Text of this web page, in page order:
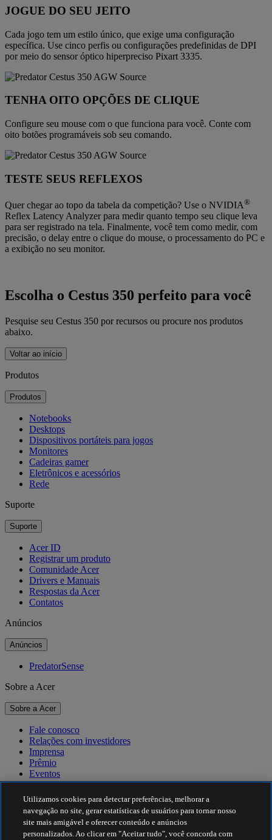
JOGUE DO SEU JEITO
Cada jogo tem um estilo único, que exige uma configuração
específica. Use cinco perfis ou configurações predefinidas de DPI
por meio do sensor óptico hiperpreciso Pixart 3335.
TENHA OITO OPÇÕES DE CLIQUE
Configure seu mouse com o que funciona para você. Conte com
oito botões programáveis sob seu comando.
TESTE SEUS REFLEXOS
Quer chegar ao topo da tabela da competição? Use o NVIDIA®
Reflex Latency Analyzer para medir quanto tempo seu clique leva
para ser registrado na tela. Finalmente, você tem como medir, com
precisão, o delay entre o clique do mouse, o processamento do PC e
a exibição no seu monitor.
Escolha o Cestus 350 perfeito para você
Pesquise seu Cestus 350 por recursos ou procure nos produtos
abaixo.
Voltar ao início
Produtos
Produtos
Notebooks
Desktops
Dispositivos portáteis para jogos
Monitores
Cadeiras gamer
Eletrônicos e acessórios
Rede
Suporte
Suporte
Acer ID
Registrar um produto
Comunidade Acer
Drivers e Manuais
Respostas da Acer
Contatos
Anúncios
Anúncios
PredatorSense
Sobre a Acer
Sobre a Acer
Fale conosco
Relações com investidores
Imprensa
Prêmio
Eventos
Sustentabilidade
Sustentabilidade
Responsabilidade social corporativa
Utilizamos cookies para detectar preferências, melhorar a
navegação no site, gerar estatísticas de usuários para tornar nosso
site mais amigável e oferecer conteúdo e anúncios
personalizados. Ao clicar em "Aceitar tudo", você concorda com